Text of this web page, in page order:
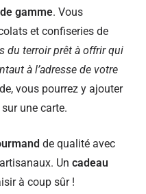
gamme. Vous
et confiseries de
du terroir prêt à offrir qui
à l’adresse de votre
vous pourrez y ajouter
une carte.
de qualité avec
Un cadeau
à coup sûr !